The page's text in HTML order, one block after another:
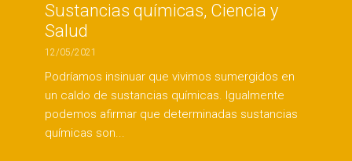
Sustancias químicas, Ciencia y
Salud
12/05/2021
Podríamos insinuar que vivimos sumergidos en
un caldo de sustancias químicas. Igualmente
podemos afirmar que determinadas sustancias
químicas son...